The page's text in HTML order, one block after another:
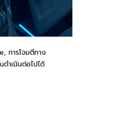
การโจมตีทาง
ำเนินต่อไปได้